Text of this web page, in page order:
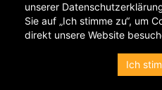
unserer
Sie auf „Ich stimme zu“, um
direkt unsere Website
Ich